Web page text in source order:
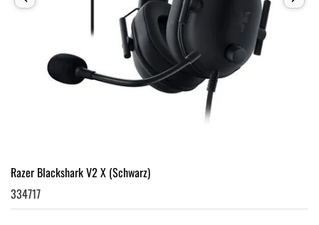
Razer Blackshark V2 X (Schwarz)
334717